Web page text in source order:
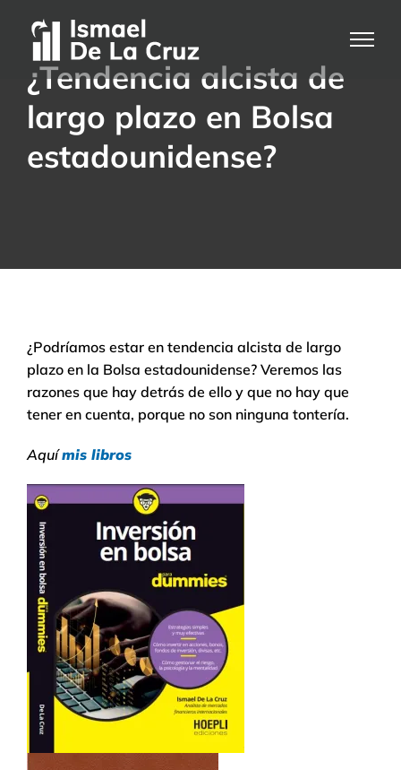
¿Tendencia alcista de
largo plazo en Bolsa
estadounidense?
¿Podríamos estar en tendencia alcista de largo
plazo en la Bolsa estadounidense? Veremos las
razones que hay detrás de ello y que no hay que
tener en cuenta, porque no son ninguna tontería.
Aquímis libros